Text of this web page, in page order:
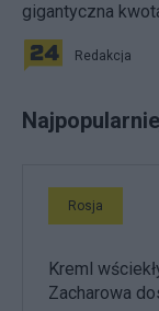
gigantyczna
Redakcja
Rosja
Kreml
Zacharowa